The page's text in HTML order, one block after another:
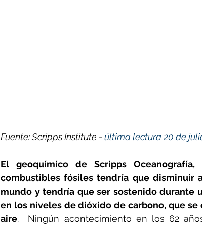
Fuente: Scripps Institute - última lectura 20 de
El geoquímico de Scripps
combustibles fósiles tendría que
mundo y tendría que ser sostenido durante
en los niveles de dióxido de carbono, que
aire.  Ningún acontecimiento en los 62